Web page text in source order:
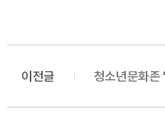
이전글 청소년문화존